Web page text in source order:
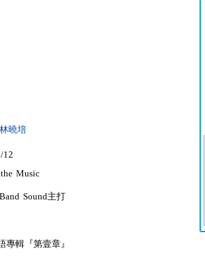
曉培
12
Music
Sound主打
專輯『第壹章』